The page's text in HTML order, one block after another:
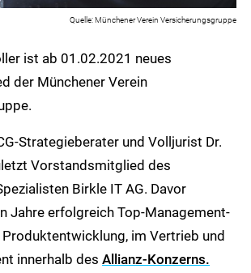
Münchener Verein Versicherungsgruppe
ist ab 01.02.2021 neues
der Münchener Verein
Strategieberater und Volljurist Dr.
Vorstandsmitglied des
Birkle IT AG. Davor
Jahre erfolgreich Top-Management-
im Vertrieb und
innerhalb des Allianz-Konzerns.